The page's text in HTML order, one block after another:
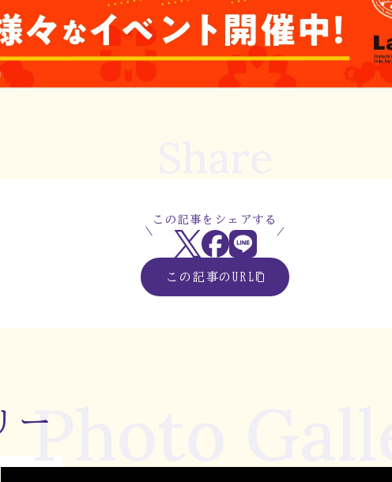
この記事をシェアする
この記事のURL
ーPhoto